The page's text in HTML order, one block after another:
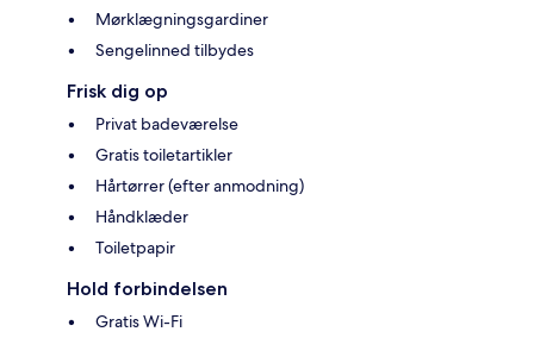
Mørklægningsgardiner
Sengelinned tilbydes
Frisk dig op
Privat badeværelse
Gratis toiletartikler
Hårtørrer (efter anmodning)
Håndklæder
Toiletpapir
Hold forbindelsen
Gratis Wi-Fi